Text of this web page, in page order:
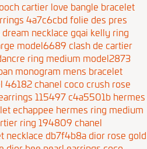
cartier love bangle bracelet
4a7c6cbd folie des pres
necklace gqai kelly ring
model6689 clash de cartier
ring medium model2873
monogram mens bracelet
46182 chanel coco crush rose
115497 c4a5501bhermes
echappee hermes ring medium
ring 194809 chanel
necklace db7f4b8a dior rose gold